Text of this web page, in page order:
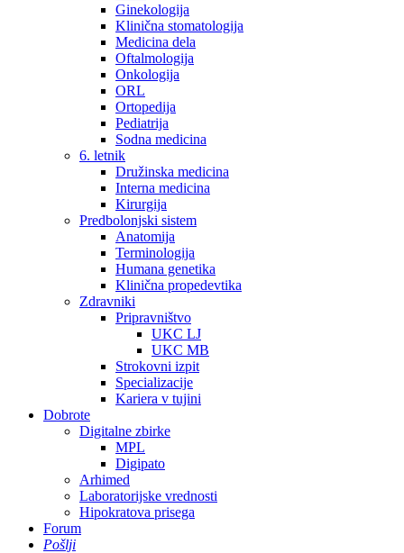
Ginekologija
Klinična stomatologija
Medicina dela
Oftalmologija
Onkologija
ORL
Ortopedija
Pediatrija
Sodna medicina
6. letnik
Družinska medicina
Interna medicina
Kirurgija
Predbolonjski sistem
Anatomija
Terminologija
Humana genetika
Klinična propedevtika
Zdravniki
Pripravništvo
UKC LJ
UKC MB
Strokovni izpit
Specializacije
Kariera v tujini
Dobrote
Digitalne zbirke
MPL
Digipato
Arhimed
Laboratorijske vrednosti
Hipokratova prisega
Forum
Pošlji